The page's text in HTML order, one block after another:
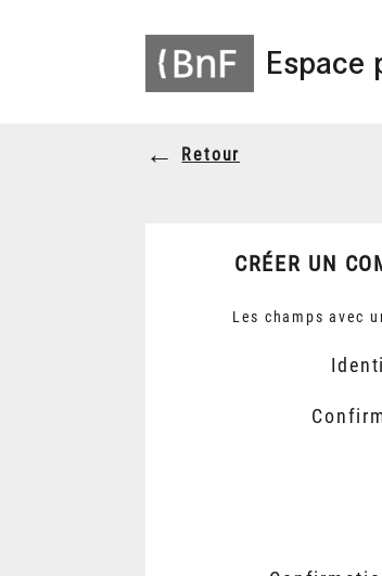
Espace
Retour
CRÉER UN
Les champs avec